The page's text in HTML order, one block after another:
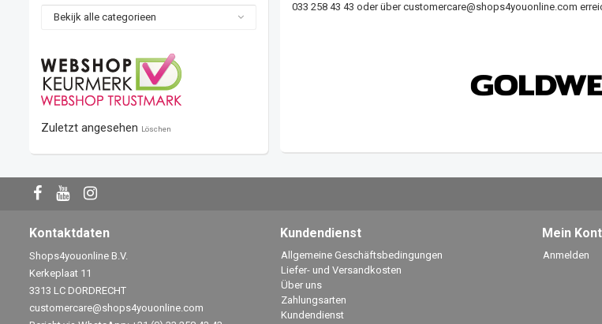
Bekijk alle categorieen
Zuletzt angesehen Löschen
033 258 43 43 oder übercustomercare@shops4youonline.com
Kontaktdaten
Shops4youonline B.V.
Kerkeplaat 11
3313 LC DORDRECHT
customercare@shops4youonline.com
Kundendienst
Allgemeine Geschäftsbedingungen
Liefer- und Versandkosten
Über uns
Zahlungsarten
Kundendienst
Mein
Anmelden